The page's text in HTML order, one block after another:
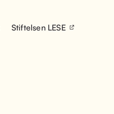
Stiftelsen LESE